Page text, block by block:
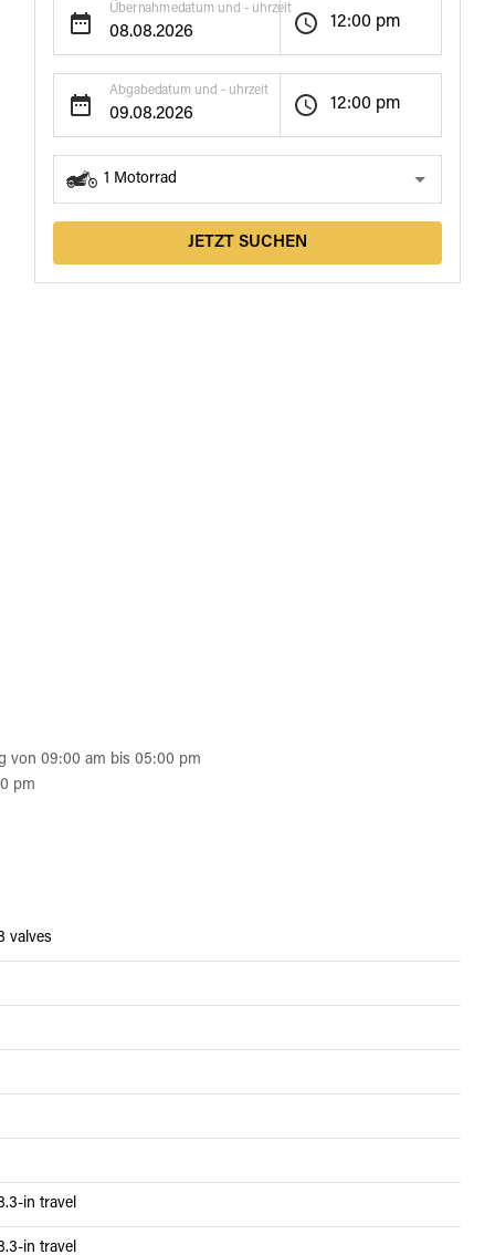
Übernahmedatum und - uhrzeit
12:00 pm
Abgabedatum und - uhrzeit
12:00 pm
1 Motorrad
JETZT SUCHEN
von 09:00 am bis 05:00 pm
pm
valves
in travel
in travel